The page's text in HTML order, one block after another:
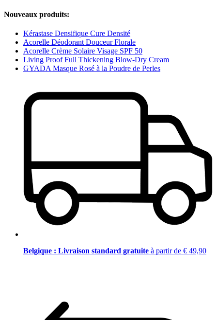
Nouveaux produits:
Kérastase Densifique Cure Densité
Acorelle Déodorant Douceur Florale
Acorelle Crème Solaire Visage SPF 50
Living Proof Full Thickening Blow-Dry Cream
GYADA Masque Rosé à la Poudre de Perles
Belgique : Livraison standard gratuite à partir de € 49,90